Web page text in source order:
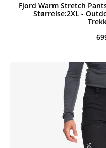
Fjord Warm Stretch
Størrelse:2XL -